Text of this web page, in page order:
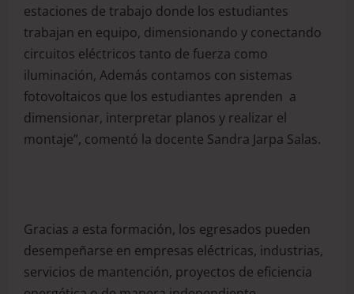
estaciones de trabajo donde los estudiantes
trabajan en equipo, dimensionando y conectando
circuitos eléctricos tanto de fuerza como
iluminación, Además contamos con sistemas
fotovoltaicos que los estudiantes aprenden a
dimensionar, interpretar planos y realizar el
montaje”, comentó la docente Sandra Jarpa Salas.
Gracias a esta formación, los egresados pueden
desempeñarse en empresas eléctricas, industrias,
servicios de mantención, proyectos de eficiencia